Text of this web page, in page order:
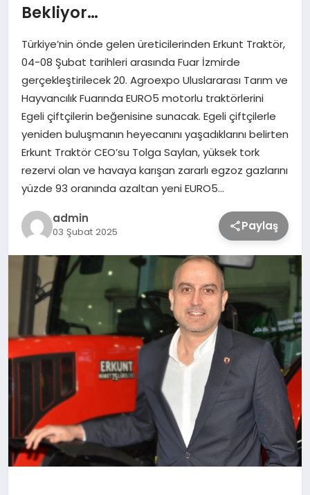
SPOR
YAŞAM
TEKNOLOJİ
SAĞLIK
MAGAZİN
EĞİTİM
Bekliyor…
Türkiye’nin önde gelen üreticilerinden Erkunt Traktör,
04-08 Şubat tarihleri arasında Fuar İzmirde
gerçekleştirilecek 20. Agroexpo Uluslararası Tarım ve
Hayvancılık Fuarında EURO5 motorlu traktörlerini
Egeli çiftçilerin beğenisine sunacak. Egeli çiftçilerle
yeniden buluşmanın heyecanını yaşadıklarını belirten
Erkunt Traktör CEO’su Tolga Saylan, yüksek tork
rezervi olan ve havaya karışan zararlı egzoz gazlarını
yüzde 93 oranında azaltan yeni EURO5…
admin
03 Şubat 2025 Paylaş